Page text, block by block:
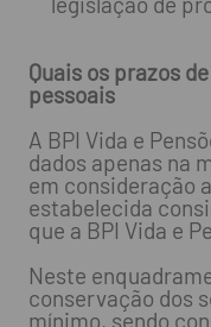
Quais os prazos
pessoais
A BPI Vida e
dados apenas na
em consideração
estabelecida
que a BPI Vida e
Neste
conservação dos
mínimo, sendo